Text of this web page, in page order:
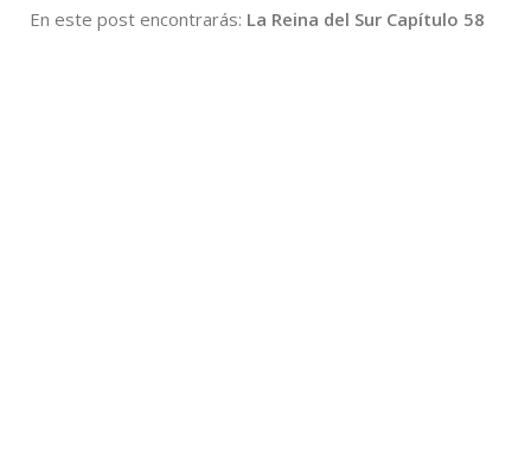
En este post encontrarás: La Reina del Sur Capítulo 58